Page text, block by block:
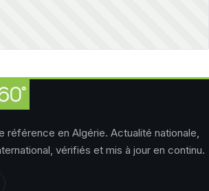
référence en Algérie. Actualité nationale,
vérifiés et mis à jour en continu.